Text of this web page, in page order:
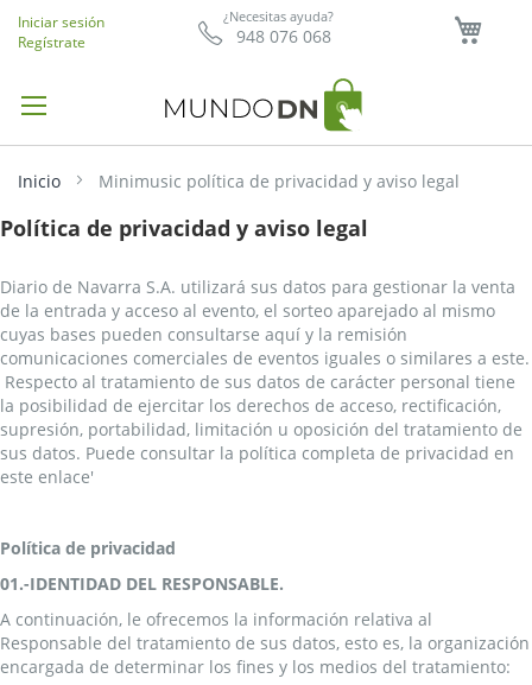
¿Necesitas ayuda?
948 076 068
Iniciar sesión
Regístrate
Inicio Minimusic política de privacidad y aviso legal
Política de privacidad y aviso legal
Diario de Navarra S.A. utilizará sus datos para gestionar la venta
de la entrada y acceso al evento, el sorteo aparejado al mismo
cuyas bases pueden consultarse aquí y la remisión
comunicaciones comerciales de eventos iguales o similares a este.
Respecto al tratamiento de sus datos de carácter personal tiene
la posibilidad de ejercitar los derechos de acceso, rectificación,
supresión, portabilidad, limitación u oposición del tratamiento de
sus datos. Puede consultar la política completa de privacidad en
este enlace'
Política de privacidad
01.-IDENTIDAD DEL RESPONSABLE.
A continuación, le ofrecemos la información relativa al
Responsable del tratamiento de sus datos, esto es, la organización
encargada de determinar los fines y los medios del tratamiento: